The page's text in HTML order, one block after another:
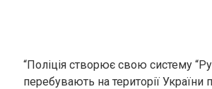
“Поліція створює свою систему
перебувають на території